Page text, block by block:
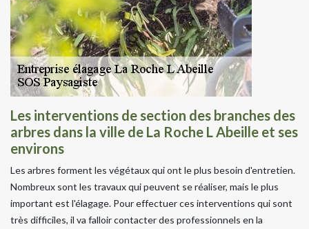
Les interventions de section des branches des
arbres dans la ville de La Roche L Abeille et ses
environs
Les arbres forment les végétaux qui ont le plus besoin d'entretien.
Nombreux sont les travaux qui peuvent se réaliser, mais le plus
important est l'élagage. Pour effectuer ces interventions qui sont
très difficiles, il va falloir contacter des professionnels en la